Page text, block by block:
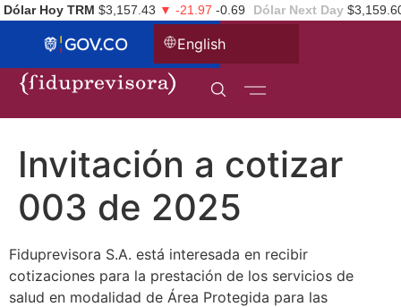
Dólar Hoy TRM $3,157.43 ▼ -21.97 -0.69 Dólar Next Day
English
Invitación a cotizar
003 de 2025
Fiduprevisora S.A. está interesada en recibir
cotizaciones para la prestación de los servicios de
salud en modalidad de Área Protegida para las